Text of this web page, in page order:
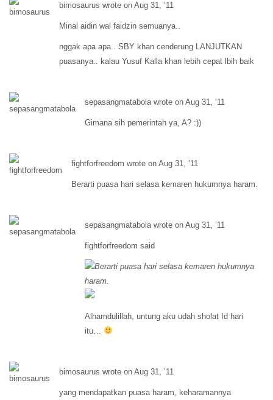
bimosaurus wrote on Aug 31, ’11
Minal aidin wal faidzin semuanya..
nggak apa apa.. SBY khan cenderung LANJUTKAN
puasanya.. kalau Yusuf Kalla khan lebih cepat lbih baik
sepasangmatabola wrote on Aug 31, ’11
Gimana sih pemerintah ya, A? :))
fightforfreedom wrote on Aug 31, ’11
Berarti puasa hari selasa kemaren hukumnya haram.
sepasangmatabola wrote on Aug 31, ’11
fightforfreedom said
Berarti puasa hari selasa kemaren hukumnya
haram.
Alhamdulillah, untung aku udah sholat Id hari
itu…
bimosaurus wrote on Aug 31, ’11
yang mendapatkan puasa haram, keharamannya